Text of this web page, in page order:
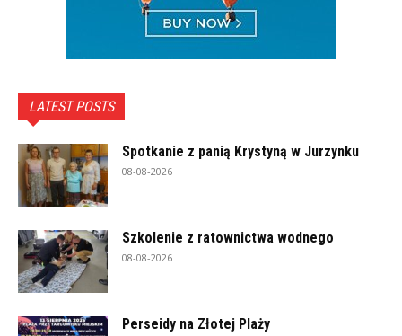
LATEST POSTS
Spotkanie z panią Krystyną w Jurzynku
08-08-2026
Szkolenie z ratownictwa wodnego
08-08-2026
Perseidy na Złotej Plaży